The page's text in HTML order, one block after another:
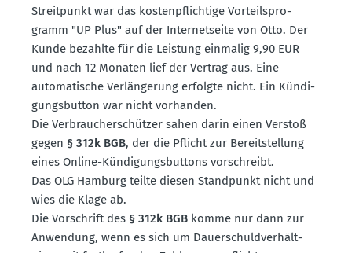
Streit­punkt war das kosten­pflichtige Vorteils­pro­
gramm "UP Plus" auf der Inter­net­seite von Otto. Der
Kunde bezahlte für die Leistung einmalig 9,90 EUR
und nach 12 Monaten lief der Vertrag aus. Eine
automa­tische Verlän­gerung erfolgte nicht. Ein Kündi­
gungs­button war nicht vorhanden.
Die Verbrau­cher­schützer sahen darin einen Verstoß
gegen § 312k BGB, der die Pflicht zur Bereit­stellung
eines Online-Kündi­gungs­buttons vorschreibt.
Das OLG Hamburg teilte diesen Stand­punkt nicht und
wies die Klage ab.
Die Vorschrift des § 312k BGB komme nur dann zur
Anwendung, wenn es sich um Dauer­schuld­ver­hält­